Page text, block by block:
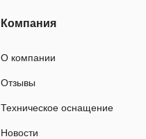
Компания
О компании
Отзывы
Техническое оснащение
Новости